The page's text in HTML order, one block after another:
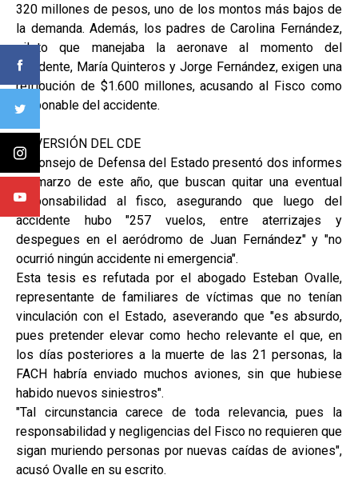
320 millones de pesos, uno de los montos más bajos de
la demanda. Además, los padres de Carolina Fernández,
piloto que manejaba la aeronave al momento del
accidente, María Quinteros y Jorge Fernández, exigen una
retribución de $1.600 millones, acusando al Fisco como
responable del accidente.
LA VERSIÓN DEL CDE
El Consejo de Defensa del Estado presentó dos informes
en marzo de este año, que buscan quitar una eventual
responsabilidad al fisco, asegurando que luego del
accidente hubo "257 vuelos, entre aterrizajes y
despegues en el aeródromo de Juan Fernández" y "no
ocurrió ningún accidente ni emergencia".
Esta tesis es refutada por el abogado Esteban Ovalle,
representante de familiares de víctimas que no tenían
vinculación con el Estado, aseverando que "es absurdo,
pues pretender elevar como hecho relevante el que, en
los días posteriores a la muerte de las 21 personas, la
FACH habría enviado muchos aviones, sin que hubiese
habido nuevos siniestros".
"Tal circunstancia carece de toda relevancia, pues la
responsabilidad y negligencias del Fisco no requieren que
sigan muriendo personas por nuevas caídas de aviones",
acusó Ovalle en su escrito.